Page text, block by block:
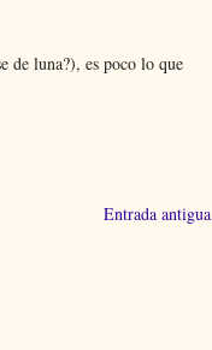
de luna?), es poco lo que
Entrada antigua